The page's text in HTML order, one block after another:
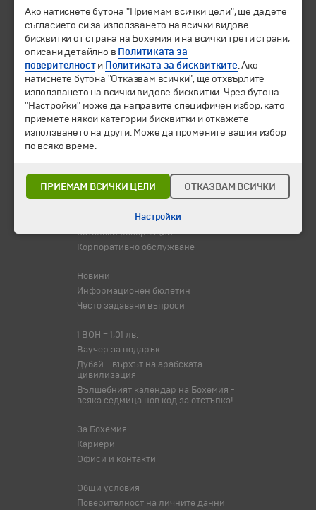
Екскурзии и почивки
Направления
Календар
Всички програми от А до Я
Промоции
Горещи оферти
Потвърдени дати
Оферта на деня
Туристически обекти
Самолетни билети
Хотелски резервации
Корпоративно обслужване
Новини
Информационен бюлетин
Често задавани въпроси
1 BOH = 1,01 лв.
Ваучер за подарък
Дубай - върхът на арабската
цивилизация
Вълшебният календар на Бохемия -
всяка седмица нов код за отстъпка!
За Бохемия
Кариери
Офиси и контакти
Общи условия
Поверителност на личните данни
Ако натиснете бутона "Приемам всички цели", ще дадете
съгласието си за използването на всички видове
бисквитки от страна на Бохемия и на всички трети страни,
описани детайлно в Политиката за
поверителности Политиката за бисквитките. Ако
натиснете бутона "Отказвам всички", ще отхвърлите
използването на всички видове бисквитки. Чрез бутона
"Настройки" може да направите специфичен избор, като
приемете някои категории бисквитки и откажете
използването на други. Може да промените вашия избор
по всяко време.
ПРИЕМАМ ВСИЧКИ ЦЕЛИ ОТКАЗВАМ ВСИЧКИ
Настройки